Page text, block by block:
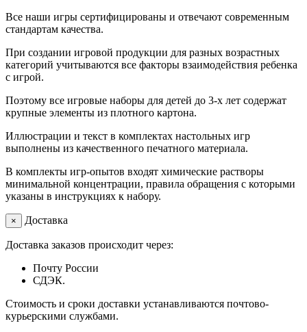
Все наши игры сертифицированы и отвечают современным
стандартам качества.
При создании игровой продукции для разных возрастных
категорий учитываются все факторы взаимодействия ребенка
с игрой.
Поэтому все игровые наборы для детей до 3-х лет содержат
крупные элементы из плотного картона.
Иллюстрации и текст в комплектах настольных игр
выполнены из качественного печатного материала.
В комплекты игр-опытов входят химические растворы
минимальной концентрации, правила обращения с которыми
указаны в инструкциях к набору.
× Доставка
Доставка заказов происходит через:
Почту России
СДЭК.
Стоимость и сроки доставки устанавливаются почтово-
курьерскими службами.